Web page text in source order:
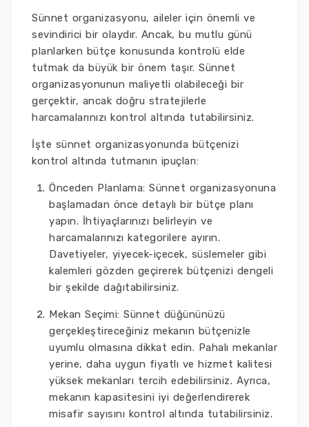
Sünnet organizasyonu, aileler için önemli ve
sevindirici bir olaydır. Ancak, bu mutlu günü
planlarken bütçe konusunda kontrolü elde
tutmak da büyük bir önem taşır. Sünnet
organizasyonunun maliyetli olabileceği bir
gerçektir, ancak doğru stratejilerle
harcamalarınızı kontrol altında tutabilirsiniz.
İşte sünnet organizasyonunda bütçenizi
kontrol altında tutmanın ipuçları:
Önceden Planlama: Sünnet organizasyonuna
başlamadan önce detaylı bir bütçe planı
yapın. İhtiyaçlarınızı belirleyin ve
harcamalarınızı kategorilere ayırın.
Davetiyeler, yiyecek-içecek, süslemeler gibi
kalemleri gözden geçirerek bütçenizi dengeli
bir şekilde dağıtabilirsiniz.
Mekan Seçimi: Sünnet düğününüzü
gerçekleştireceğiniz mekanın bütçenizle
uyumlu olmasına dikkat edin. Pahalı mekanlar
yerine, daha uygun fiyatlı ve hizmet kalitesi
yüksek mekanları tercih edebilirsiniz. Ayrıca,
mekanın kapasitesini iyi değerlendirerek
misafir sayısını kontrol altında tutabilirsiniz.